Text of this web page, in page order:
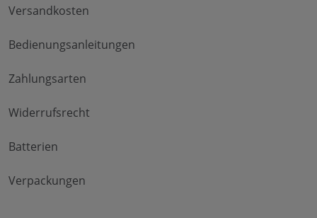
Versandkosten
Bedienungsanleitungen
Zahlungsarten
Widerrufsrecht
Batterien
Verpackungen